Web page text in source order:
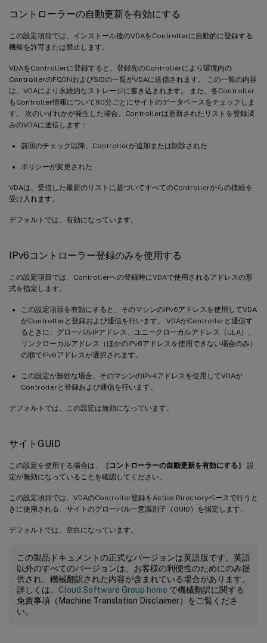
コントローラーの自動更新を有効にする
この設定項目では、インストール後のVDAをControllerに自動的に登録する
機能を許可または禁止します。
VDAをControllerに登録すると、登録先のControllerにより環境内の
ControllerのFQDNおよびSIDの一覧がVDAに送信されます。 この一覧の内容
は、VDAにより永続的なストレージに書き込まれます。 また、各Controller
もController情報について90分ごとにサイトのデータベースをチェックしま
す。 次のいずれかが発生した場合、Controllerは更新されたリストを登録済
みのVDAに送信します：
前回のチェック以降、Controllerが追加または削除された
ポリシーが変更された
VDAは、受信した最新のリストに基づいてすべてのControllerからの接続を
受け入れます。
デフォルトでは、有効になっています。
IPv6コントローラー登録のみを使用する
この設定項目では、Controllerへの登録時にVDAで使用されるアドレスの形
式を指定します。
この設定項目を有効にすると、そのマシンのIPv6アドレスを使用してVDA
がControllerと登録および通信を行います。 VDAがControllerと通信す
るときに、グローバルIPアドレス、ユニークローカルアドレス（ULA）、
リンクローカルアドレス（ほかのIPv6アドレスを使用できない場合のみ）
の順でIPv6アドレスが選択されます。
この設定が無効な場合、そのマシンのIPv4アドレスを使用してVDAが
Controllerと登録および通信を行います。
デフォルトでは、この設定は無効になっています。
サイトGUID
この設定を使用する場合は、 ［コントローラーの自動更新を有効にする］
設
定が無効になっていることを確認してください。
この設定項目では、VDAのController登録をActive Directoryベースで行うと
きに使用される、サイトのグローバル一意識別子（GUID）を指定します。
デフォルトでは、空白になっています。
この製品ドキュメントの正式なバージョンは英語版です。英語
以外のすべてのバージョンは、お客様の利便性のためにのみ提
供され、機械翻訳された内容が含まれている場合があります。
詳しくは、 Cloud Software Group home で機械翻訳に関する
免責事項（Machine Translation Disclaimer）をご覧くださ
い。